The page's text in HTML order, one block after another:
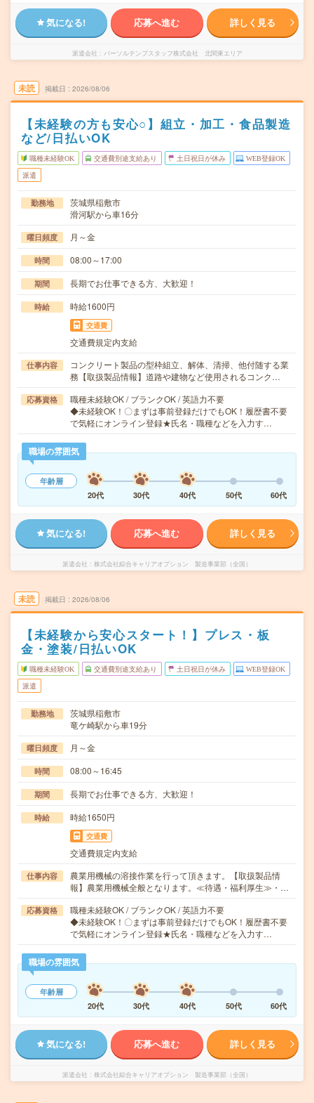
気になる! 応募へ進む 詳しく見る
派遣会社 パーソルテンプスタッフ株式会社 北関東エリア
未読 掲載日 2026/08/06
【未経験の方も安心○】組立・加工・食品製造
など/日払いOK
職種未経験OK 交通費別途支給あり 土日祝日が休み WEB登録OK
派遣
勤務地
茨城県稲敷市
滑河駅から車16分
曜日頻度 月～金
時間 08:00～17:00
期間 長期でお仕事できる方、大歓迎！
時給 時給1600円
交通費
交通費規定内支給
仕事内容
コンクリート製品の型枠組立、解体、清掃、他付随する業
務【取扱製品情報】道路や建物など使用されるコンク…
応募資格
職種未経験OK / ブランクOK / 英語力不要
◆未経験OK！〇まずは事前登録だけでもOK！履歴書不要
で気軽にオンライン登録★氏名・職種などを入力す…
職場の雰囲気
年齢層
20代
30代 40代 50代 60代
気になる! 応募へ進む 詳しく見る
派遣会社 株式会社綜合キャリアオプション 製造事業部（全国）
未読 掲載日 2026/08/06
【未経験から安心スタート！】プレス・板
金・塗装/日払いOK
職種未経験OK 交通費別途支給あり 土日祝日が休み WEB登録OK
派遣
勤務地
茨城県稲敷市
竜ケ崎駅から車19分
曜日頻度 月～金
時間 08:00～16:45
期間 長期でお仕事できる方、大歓迎！
時給 時給1650円
交通費
交通費規定内支給
仕事内容
農業用機械の溶接作業を行って頂きます。【取扱製品情
報】農業用機械全般となります。≪待遇・福利厚生≫・…
応募資格
職種未経験OK / ブランクOK / 英語力不要
◆未経験OK！〇まずは事前登録だけでもOK！履歴書不要
で気軽にオンライン登録★氏名・職種などを入力す…
職場の雰囲気
年齢層
20代
30代 40代 50代 60代
気になる! 応募へ進む 詳しく見る
派遣会社 株式会社綜合キャリアオプション 製造事業部（全国）